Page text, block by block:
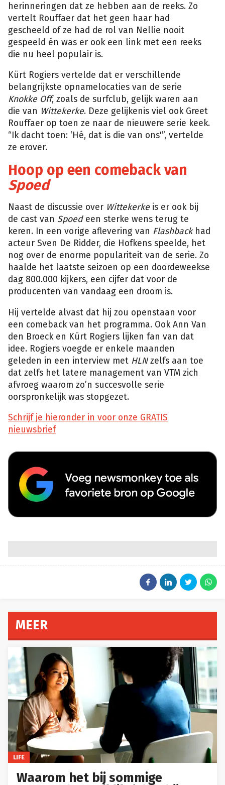
herinneringen dat ze hebben aan de reeks. Zo
vertelt Rouffaer dat het geen haar had
gescheeld of ze had de rol van Nellie nooit
gespeeld én was er ook een link met een reeks
die nu heel populair is.
Kürt Rogiers vertelde dat er verschillende
belangrijkste opnamelocaties van de serie
Knokke Off, zoals de surfclub, gelijk waren aan
die van Wittekerke. Deze gelijkenis viel ook Greet
Rouffaer op toen ze naar de nieuwere serie keek.
“Ik dacht toen: ‘Hé, dat is die van ons'”, vertelde
ze erover.
Hoop op een comeback van
Spoed
Naast de discussie over Wittekerkeis er ook bij
de cast van Spoedeen sterke wens terug te
keren. In een vorige aflevering van Flashbackhad
acteur Sven De Ridder, die Hofkens speelde, het
nog over de enorme populariteit van de serie. Zo
haalde het laatste seizoen op een doordeweekse
dag 800.000 kijkers, een cijfer dat voor de
producenten van vandaag een droom is.
Hij vertelde alvast dat hij zou openstaan voor
een comeback van het programma. Ook Ann Van
den Broeck en Kürt Rogiers lijken fan van dat
idee. Rogiers voegde er enkele maanden
geleden in een interview met HLNzelfs aan toe
dat zelfs het latere management van VTM zich
afvroeg waarom zo’n succesvolle serie
oorspronkelijk was stopgezet.
Schrijf je hieronder in voor onze GRATIS
nieuwsbrief
MEER
LIFE
Waarom het bij sommige